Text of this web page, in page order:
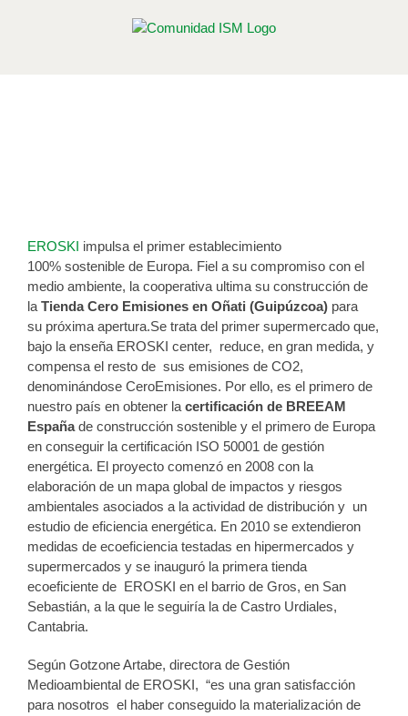
EROSKI impulsa el primer establecimiento
100% sostenible de Europa. Fiel a su compromiso con el
medio ambiente, la cooperativa ultima su construcción de
la Tienda Cero Emisiones en Oñati (Guipúzcoa) para
su próxima apertura.Se trata del primer supermercado que,
bajo la enseña EROSKI center, reduce, en gran medida, y
compensa el resto de sus emisiones de CO2,
denominándose CeroEmisiones. Por ello, es el primero de
nuestro país en obtener la certificación de BREEAM
Españade construcción sostenible y el primero de Europa
en conseguir la certificación ISO 50001 de gestión
energética. El proyecto comenzó en 2008 con la
elaboración de un mapa global de impactos y riesgos
ambientales asociados a la actividad de distribución y un
estudio de eficiencia energética. En 2010 se extendieron
medidas de ecoeficiencia testadas en hipermercados y
supermercados y se inauguró la primera tienda
ecoeficiente de EROSKI en el barrio de Gros, en San
Sebastián, a la que le seguiría la de Castro Urdiales,
Cantabria.
Según Gotzone Artabe, directora de Gestión
Medioambiental de EROSKI, “es una gran satisfacción
para nosotros el haber conseguido la materialización de